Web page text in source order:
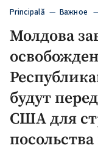
+312
Principală — Важное
Молдова
будут
США для